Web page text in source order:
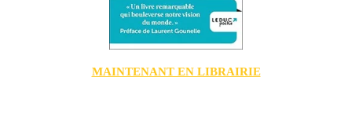
MAINTENANT EN LIBRAIRIE